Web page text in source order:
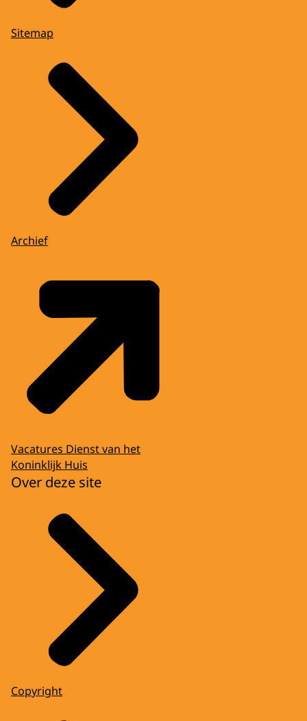
Sitemap
Archief
Vacatures Dienst van het
Koninklijk Huis
Over deze site
Copyright